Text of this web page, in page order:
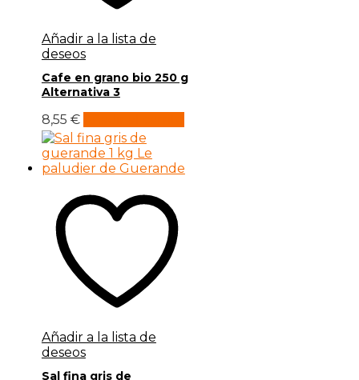
Añadir a la lista de
deseos
Cafe en grano bio 250 g
Alternativa 3
8,55 €
Añadir a la lista de
deseos
Sal fina gris de